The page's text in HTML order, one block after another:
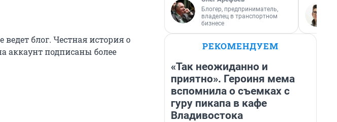
блог. Честная история о
аккаунт подписаны более
Блогер, предприниматель,
владелец в транспортном
бизнесе
РЕКОМЕНДУЕМ
«Так неожиданно и
приятно». Героиня мема
вспомнила о съемках с
гуру пикапа в кафе
Владивостока